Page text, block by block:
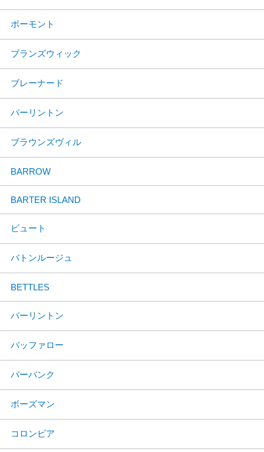
ボーモント
ブランズウィック
ブレーナード
バーリントン
ブラウンズヴィル
BARROW
BARTER ISLAND
ビュート
バトンルージュ
BETTLES
バーリントン
バッファロー
バーバンク
ボーズマン
コロンビア